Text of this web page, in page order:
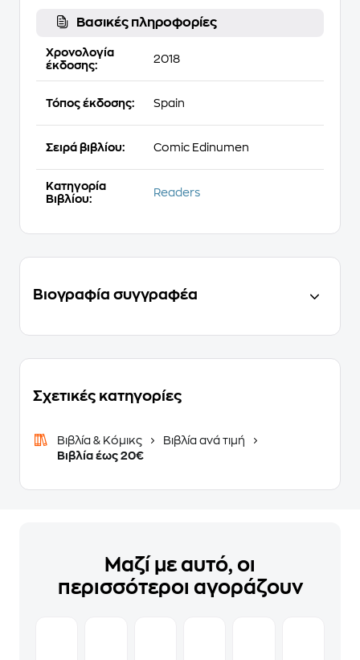
Βασικές πληροφορίες
Χρονολογία
έκδοσης:
2018
Τόπος έκδοσης: Spain
Σειρά βιβλίου: Comic Edinumen
Κατηγορία
Βιβλίου:
Readers
Βιογραφία συγγραφέα
Σχετικές κατηγορίες
Βιβλία & Κόμικς
Βιβλία ανά τιμή
Βιβλία έως 20€
Μαζί με αυτό, οι
περισσότεροι αγοράζουν